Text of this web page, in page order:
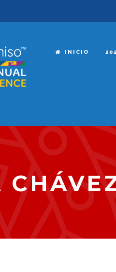
INICIO